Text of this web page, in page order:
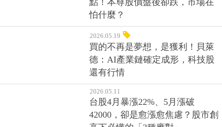
2026.05.19
買的不再是夢想，是獲利！貝萊
德：AI產業鏈確定成形，科技股
還有行情
2026.05.11
台股4月暴漲22%、5月漲破
42000，卻是愈漲愈焦慮？股市創
高下必懂的「3種應對」
2026.05.05